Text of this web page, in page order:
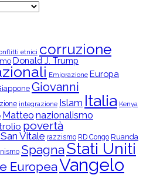
etnici corruzione
Donald J. Trump
Emigrazione Europa
Giovanni
integrazione Islam Italia Kenya
Matteo nazionalismo
povertà
Vitale razzismo RD Congo Ruanda
SpagnaStati Uniti
EuropeaVangelo